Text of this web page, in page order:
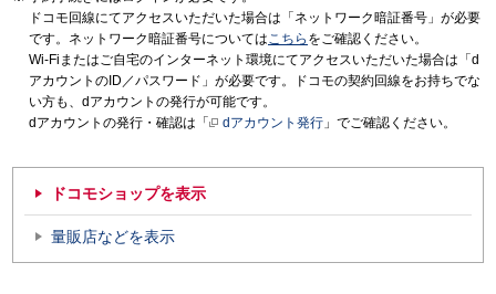
ドコモ回線にてアクセスいただいた場合は「ネットワーク暗証番号」が必要
です。ネットワーク暗証番号についてはこちら をご確認ください。
Wi-Fiまたはご自宅のインターネット環境にてアクセスいただいた場合は「d
アカウントのID／パスワード」が必要です。ドコモの契約回線をお持ちでな
い方も、dアカウントの発行が可能です。
dアカウントの発行・確認は「
dアカウント発行 」でご確認ください。
ドコモショップを表示
量販店などを表示